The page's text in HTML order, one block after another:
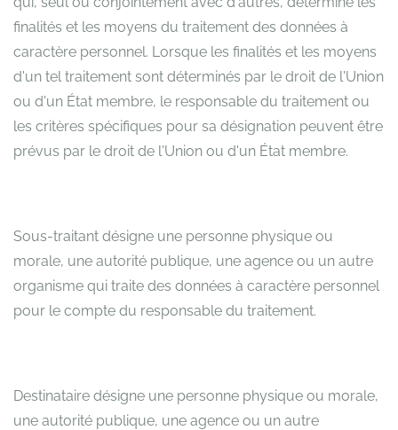
finalités et les moyens du traitement des données à
caractère personnel. Lorsque les finalités et les moyens
d'un tel traitement sont déterminés par le droit de l'Union
ou d'un État membre, le responsable du traitement ou
les critères spécifiques pour sa désignation peuvent être
prévus par le droit de l'Union ou d'un État membre.
Sous-traitant désigne une personne physique ou
morale, une autorité publique, une agence ou un autre
organisme qui traite des données à caractère personnel
pour le compte du responsable du traitement.
Destinataire désigne une personne physique ou morale,
une autorité publique, une agence ou un autre